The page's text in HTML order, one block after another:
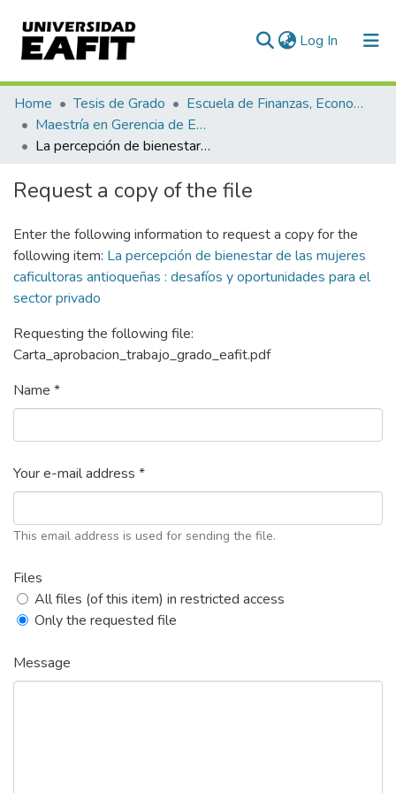
Log In (current)
Communities & Collections
All of DSpace
Home Tesis de Grado
Escuela de Finanzas, Economía y Gobierno
Maestría en Gerencia de Empresas Sociales para la Innovación Social y el Desarrollo Local (tesis)
La percepción de bienestar de las mujeres caficultoras antioqueñas : desafíos y oportunidades para el sector privado
Request a copy of the file
Enter the following information to request a copy for the
following item: La percepción de bienestar de las mujeres
caficultoras antioqueñas : desafíos y oportunidades para el
sector privado
Requesting the following file:
Carta_aprobacion_trabajo_grado_eafit.pdf
Name *
Your e-mail address *
This email address is used for sending the file.
Files
All files (of this item) in restricted access
Only the requested file
Message